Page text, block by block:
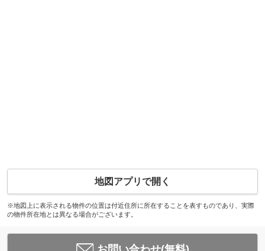
地図アプリで開く
※地図上に表示される物件の位置は付近住所に所在することを表すものであり、実際
の物件所在地とは異なる場合がございます。